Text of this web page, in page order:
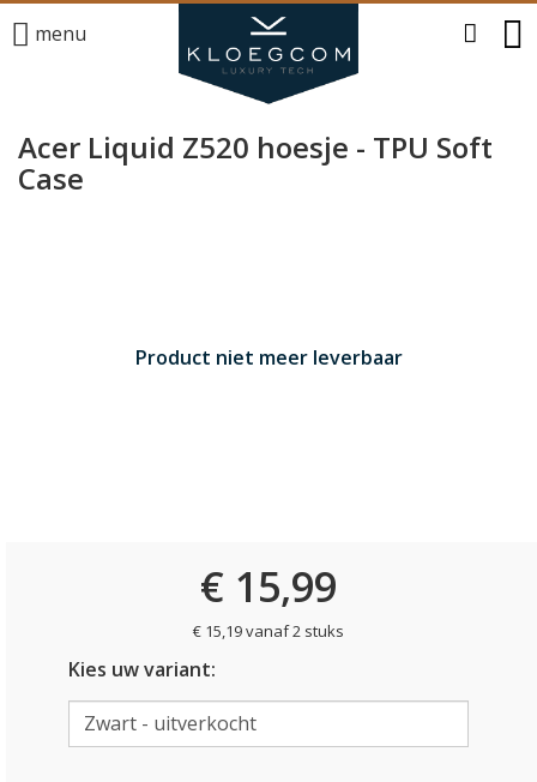
menu
Acer Liquid Z520 hoesje - TPU Soft
Case
Product niet meer leverbaar
€ 15,99
€ 15,19 vanaf 2 stuks
Kies uw variant: